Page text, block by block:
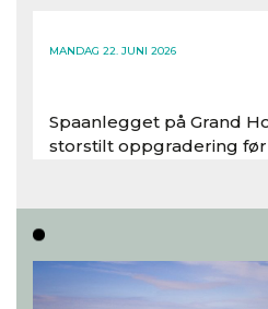
MANDAG 22. JUNI 2026
Spaanlegget på Grand
storstilt oppgradering
Les hele artikkelen